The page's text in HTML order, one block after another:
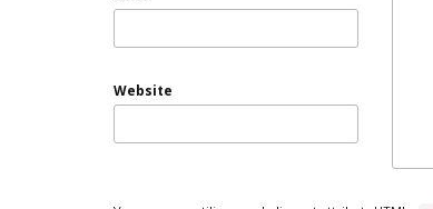
Website